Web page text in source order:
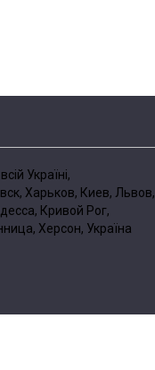
Україні,
Харьков, Киев, Львов,
Кривой Рог,
Херсон, Україна